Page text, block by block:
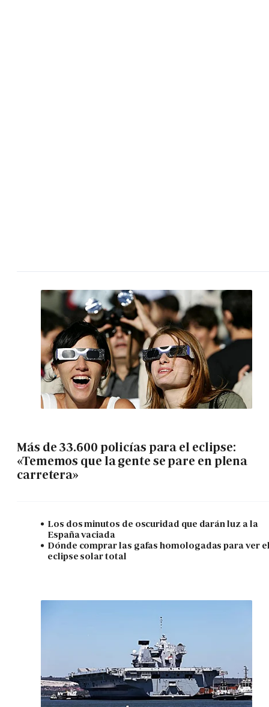
Más de 33.600 policías para el eclipse:
«Tememos que la gente se pare en plena
carretera»
Los dos minutos de oscuridad que darán luz a la
España vaciada
Dónde comprar las gafas homologadas para ver
eclipse solar total